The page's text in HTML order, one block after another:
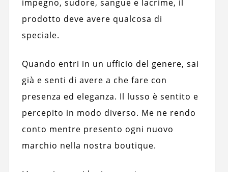
impegno, sudore, sangue e lacrime, il
prodotto deve avere qualcosa di
speciale.
Quando entri in un ufficio del genere, sai
già e senti di avere a che fare con
presenza ed eleganza. Il lusso è sentito e
percepito in modo diverso. Me ne rendo
conto mentre presento ogni nuovo
marchio nella nostra boutique.